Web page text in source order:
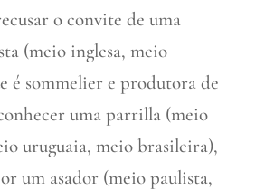
o convite de uma
(meio inglesa, meio
é sommelier e produtora de
uma parrilla (meio
uruguaia, meio brasileira),
um asador (meio paulista,